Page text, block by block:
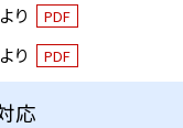
り PDF
り PDF
応